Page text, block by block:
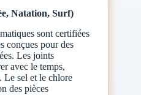
Natation, Surf)
sont certifiées
conçues pour des
Les joints
avec le temps,
Le sel et le chlore
des pièces